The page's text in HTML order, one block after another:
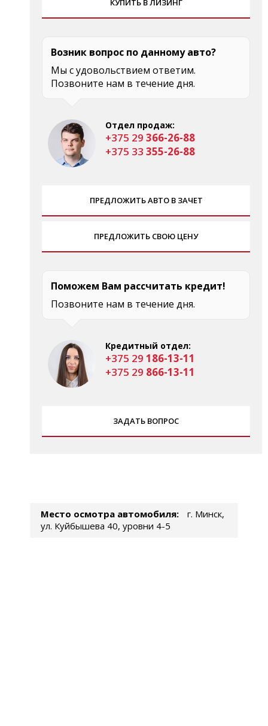
КУПИТЬ В ЛИЗИНГ
Возник вопрос по данному авто?
Мы с удовольствием ответим.
Позвоните нам в течение дня.
Отдел продаж:
+375 29 366-26-88
+375 33 355-26-88
ПРЕДЛОЖИТЬ АВТО В ЗАЧЕТ
ПРЕДЛОЖИТЬ СВОЮ ЦЕНУ
Поможем Вам рассчитать кредит!
Позвоните нам в течение дня.
Кредитный отдел:
+375 29 186-13-11
+375 29 866-13-11
ЗАДАТЬ ВОПРОС
Место осмотра автомобиля:
г. Минск,
ул. Куйбышева 40, уровни 4-5